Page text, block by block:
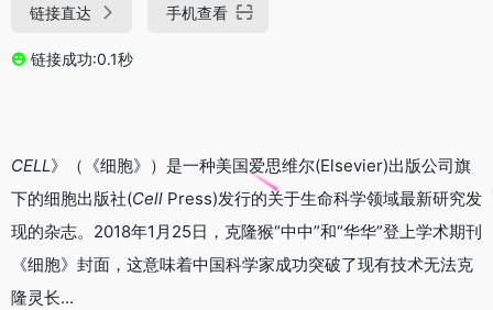
链接直达 手机查看
链接成功:0.1秒
CELL》（《细胞》）是一种美国爱思维尔(Elsevier)出版公司旗
下的细胞出版社(Cell Press)发行的关于生命科学领域最新研究发
现的杂志。2018年1月25日，克隆猴“中中”和“华华”登上学术期刊
《细胞》封面，这意味着中国科学家成功突破了现有技术无法克
隆灵长...